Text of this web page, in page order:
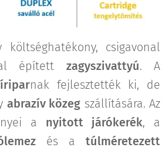
csigavonal
épített zagyszivattyú. A
nak fejlesztették ki, de
abrazív közeg szállítására. Az
a nyitott járókerék, a
és a túlméretezett